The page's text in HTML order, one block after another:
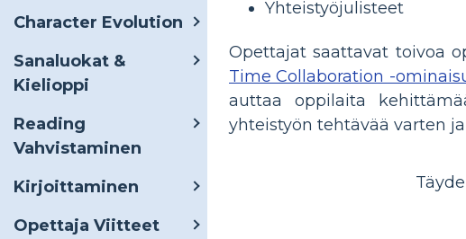
Character Evolution
Sanaluokat &
Kielioppi
Reading
Vahvistaminen
Kirjoittaminen
Opettaja Viitteet
Yhteistyöjulisteet
Opettajat saattavat toivoa
Time Collaboration -
auttaa oppilaita
yhteistyön tehtävää varten